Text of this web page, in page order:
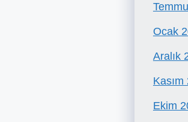
Ocak
Aralık
Kasım
Ekim